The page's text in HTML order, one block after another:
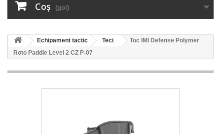
Coş (gol)
Echipament tactic Teci
Toc IMI Defense Polymer
Roto Paddle Level 2 CZ P-07